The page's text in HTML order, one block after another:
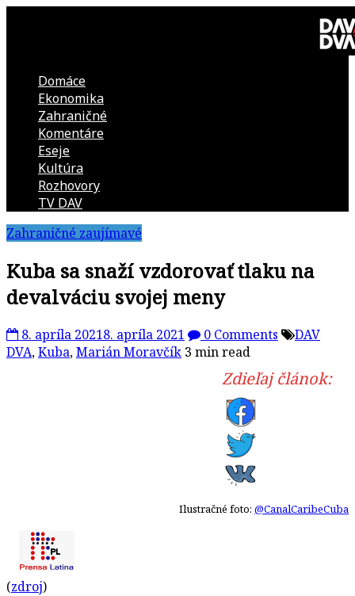
DAV
DVA
kultúrno-
politická
revue
Domáce
Ekonomika
Zahraničné
Komentáre
Eseje
Kultúra
Rozhovory
TV DAV
Zahraničné zaujímavé
Kuba sa snaží vzdorovať tlaku na
devalváciu svojej meny
8. apríla 20218. apríla 2021 0 Comments
DAV
DVA,Kuba,Marián Moravčík 3 min read
Zdieľaj článok:
Ilustračné foto: @CanalCaribeCuba
(zdroj)